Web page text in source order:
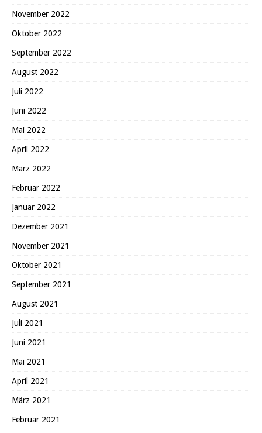
November 2022
Oktober 2022
September 2022
August 2022
Juli 2022
Juni 2022
Mai 2022
April 2022
März 2022
Februar 2022
Januar 2022
Dezember 2021
November 2021
Oktober 2021
September 2021
August 2021
Juli 2021
Juni 2021
Mai 2021
April 2021
März 2021
Februar 2021